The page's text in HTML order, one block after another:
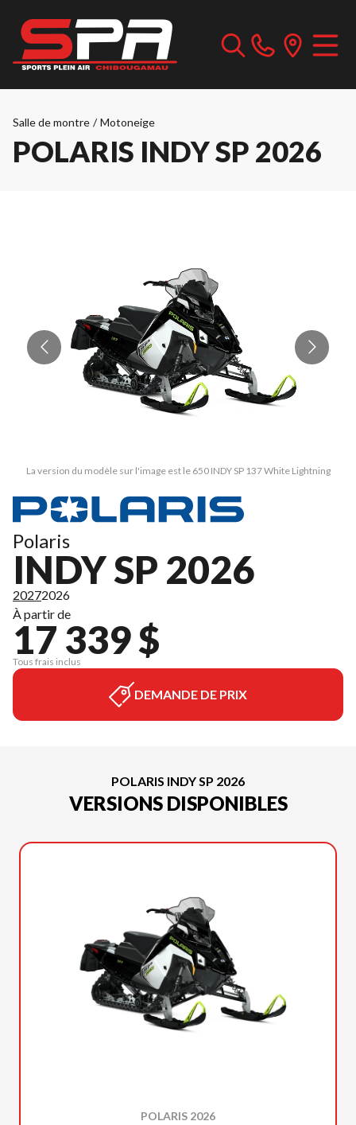
Salle de montre / Motoneige
POLARIS INDY SP 2026
La version du modèle sur l'image est le 650 INDY SP 137 White Lightning
Polaris
INDY SP 2026
20272026
À partir de
17 339 $
Tous frais inclus
DEMANDE DE PRIX
POLARIS INDY SP 2026
VERSIONS DISPONIBLES
POLARIS 2026